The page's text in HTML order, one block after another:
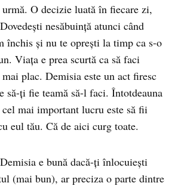
O decizie luată în fiecare zi,
nesăbuinţă atunci când
închis şi nu te opreşti la timp ca s-o
Viaţa e prea scurtă ca să faci
plac. Demisia este un act firesc
să-ţi fie teamă să-l faci. Întotdeauna
mai important lucru este să fii
eul tău. Că de aici curg toate.
e bună dacă-ţi înlocuieşti
(mai bun), ar preciza o parte dintre